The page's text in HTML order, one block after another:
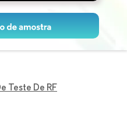
Teste De RF